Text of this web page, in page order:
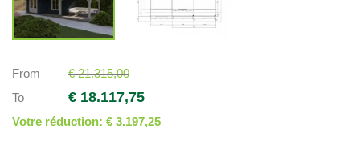
From
€ 21.315,00
To
€ 18.117,75
Votre réduction: € 3.197,25